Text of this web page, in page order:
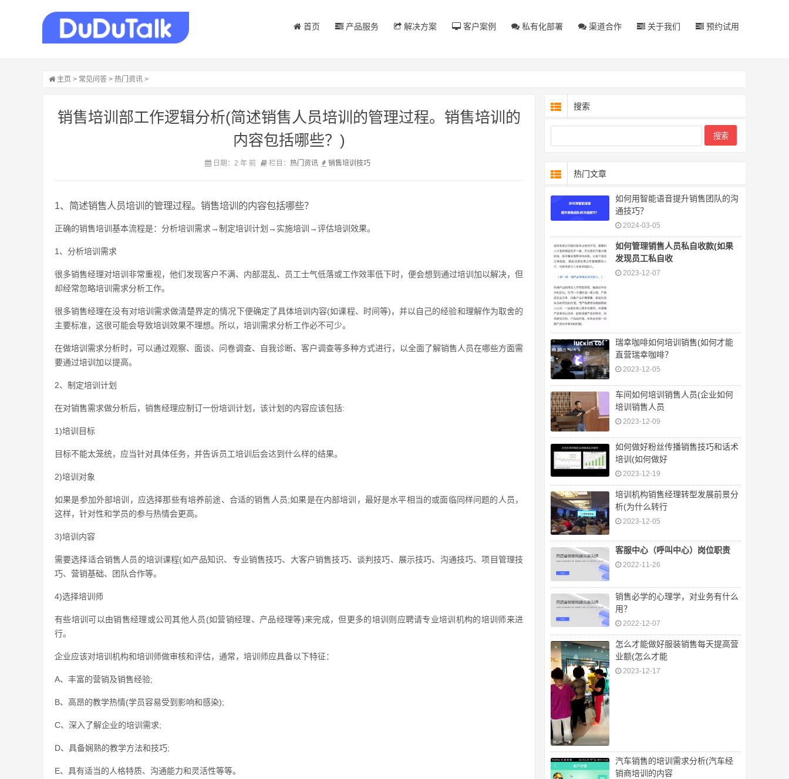
首页 产品服务 解决方案 客户案例 私有化部署 渠道合作 关于我们 预约试用
主页 > 常见问答 > 热门资讯 >
销售培训部工作逻辑分析(简述销售人员培训的管理过程。销售培训的
内容包括哪些？)
日期：2 年 前 栏目： 热门资讯 销售培训 技巧
1、简述销售人员培训的管理过程。销售培训的内容包括哪些？
正确的销售培训基本流程是：分析培训需求→制定培训计划→实施培训→评估培训效果。
1、分析培训需求
很多销售经理对培训非常重视，他们发现客户不满、内部混乱、员工士气低落或工作效率低下时，便会想到通过培训加以解决，但
却经常忽略培训需求分析工作。
很多销售经理在没有对培训需求做清楚界定的情况下便确定了具体培训内容(如课程、时间等)，并以自己的经验和理解作为取舍的
主要标准，这很可能会导致培训效果不理想。所以，培训需求分析工作必不可少。
在做培训需求分析时，可以通过观察、面谈、问卷调查、自我诊断、客户调查等多种方式进行，以全面了解销售人员在哪些方面需
要通过培训加以提高。
2、制定培训计划
在对销售需求做分析后，销售经理应制订一份培训计划，该计划的内容应该包括:
1)培训目标
目标不能太笼统，应当针对具体任务，并告诉员工培训后会达到什么样的结果。
2)培训对象
如果是参加外部培训，应选择那些有培养前途、合适的销售人员;如果是在内部培训，最好是水平相当的或面临同样问题的人员，
这样，针对性和学员的参与热情会更高。
3)培训内容
需要选择适合销售人员的培训课程(如产品知识、专业销售技巧、大客户销售技巧、谈判技巧、展示技巧、沟通技巧、项目管理技
巧、营销基础、团队合作等。
4)选择培训师
有些培训可以由销售经理或公司其他人员(如营销经理、产品经理等)来完成，但更多的培训则应聘请专业培训机构的培训师来进
行。
企业应该对培训机构和培训师做审核和评估，通常，培训师应具备以下特征：
A、丰富的营销及销售经验;
B、高昂的教学热情(学员容易受到影响和感染);
C、深入了解企业的培训需求;
D、具备娴熟的教学方法和技巧;
E、具有适当的人格特质、沟通能力和灵活性等等。
搜索
热门文章
如何用智能语音提升销售团队的沟
通技巧？
2024-03-05
如何管理销售人员私自收款(如果
发现员工私自收
2023-12-07
瑞幸咖啡如何培训销售(如何才能
直营瑞幸咖啡？
2023-12-05
车间如何培训销售人员(企业如何
培训销售人员
2023-12-09
如何做好粉丝传播销售技巧和话术
培训(如何做好
2023-12-19
培训机构销售经理转型发展前景分
析(为什么转行
2023-12-05
客服中心（呼叫中心）岗位职责
2022-11-26
销售必学的心理学，对业务有什么
用？
2022-12-07
怎么才能做好服装销售每天提高营
业额(怎么才能
2023-12-17
汽车销售的培训需求分析(汽车经
销商培训的内容